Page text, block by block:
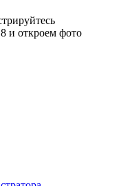
и откроем фото